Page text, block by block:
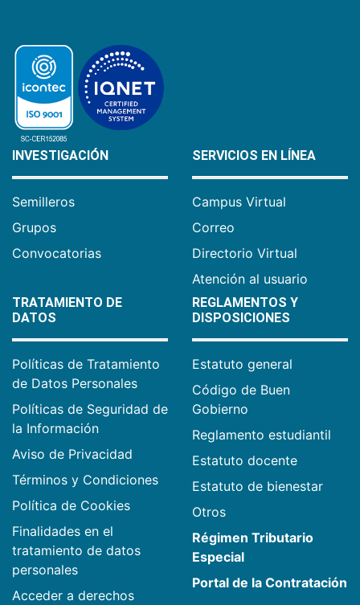
INVESTIGACIÓN
Semilleros
Grupos
Convocatorias
SERVICIOS EN LÍNEA
Campus Virtual
Correo
Directorio Virtual
Atención al usuario
TRATAMIENTO DE
DATOS
Políticas de Tratamiento
de Datos Personales
Políticas de Seguridad de
la Información
Aviso de Privacidad
Términos y Condiciones
Política de Cookies
Finalidades en el
tratamiento de datos
personales
Acceder a derechos
REGLAMENTOS Y
DISPOSICIONES
Estatuto general
Código de Buen
Gobierno
Reglamento estudiantil
Estatuto docente
Estatuto de bienestar
Otros
Régimen Tributario
Especial
Portal de la Contratación